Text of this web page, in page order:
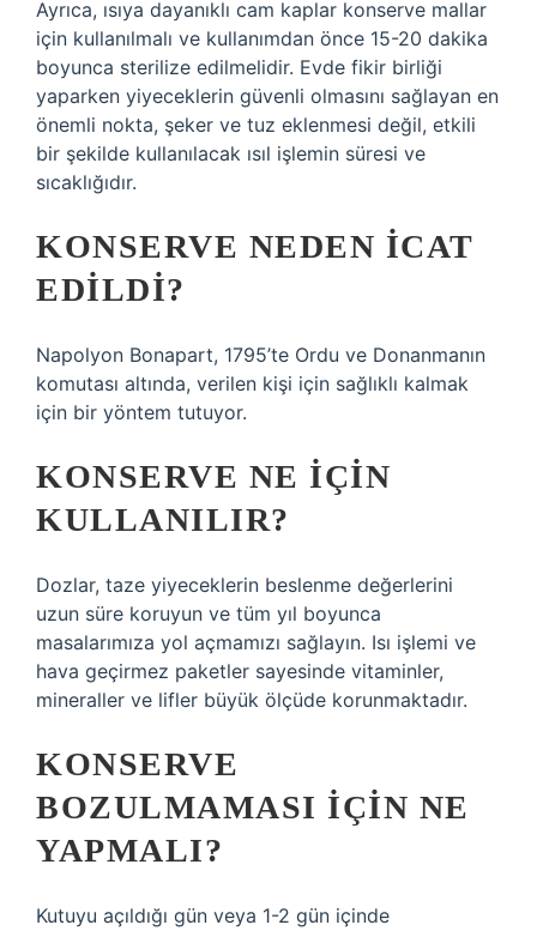
Ayrıca, ısıya dayanıklı cam kaplar konserve mallar
için kullanılmalı ve kullanımdan önce 15-20 dakika
boyunca sterilize edilmelidir. Evde fikir birliği
yaparken yiyeceklerin güvenli olmasını sağlayan en
önemli nokta, şeker ve tuz eklenmesi değil, etkili
bir şekilde kullanılacak ısıl işlemin süresi ve
sıcaklığıdır.
KONSERVE NEDEN ICAT
EDILDI?
Napolyon Bonapart, 1795’te Ordu ve Donanmanın
komutası altında, verilen kişi için sağlıklı kalmak
için bir yöntem tutuyor.
KONSERVE NE IÇIN
KULLANILIR?
Dozlar, taze yiyeceklerin beslenme değerlerini
uzun süre koruyun ve tüm yıl boyunca
masalarımıza yol açmamızı sağlayın. Isı işlemi ve
hava geçirmez paketler sayesinde vitaminler,
mineraller ve lifler büyük ölçüde korunmaktadır.
KONSERVE
BOZULMAMASI IÇIN NE
YAPMALI?
Kutuyu açıldığı gün veya 1-2 gün içinde